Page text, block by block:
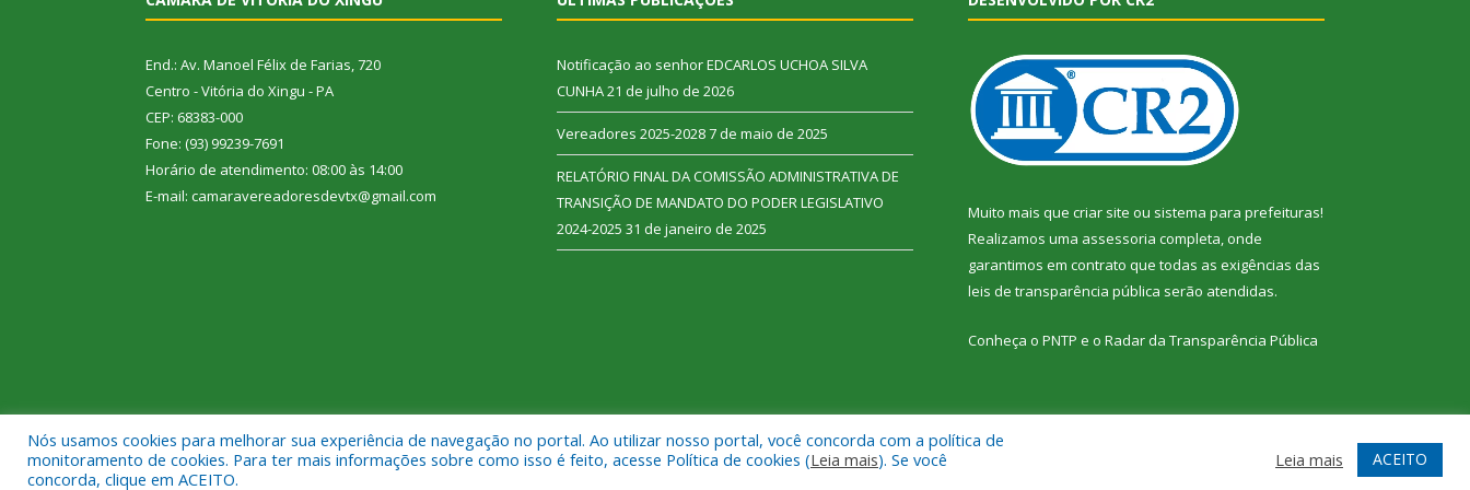
End.: Av. Manoel Félix de Farias, 720
Centro - Vitória do Xingu - PA
CEP: 68383-000
Fone: (93) 99239-7691
Horário de atendimento: 08:00 às 14:00
E-mail: camaravereadoresdevtx@gmail.com
Notificação ao senhor EDCARLOS UCHOA SILVA
CUNHA21 de julho de 2026
Vereadores 2025-20287 de maio de 2025
RELATÓRIO FINAL DA COMISSÃO ADMINISTRATIVA DE
TRANSIÇÃO DE MANDATO DO PODER LEGISLATIVO
2024-2025 31 de janeiro de 2025
Muito mais que criar site ou sistema para prefeituras!
Realizamos uma assessoria completa, onde
garantimos em contrato que todas as exigências das
leis de transparência pública serão atendidas.
Conheça o PNTP e o Radar da Transparência Pública
Todos os direitos reservados a Câmara Municipal de Vitória do Xingu. Mapa do Site Acessar Webmail
Nós usamos cookies para melhorar sua experiência de navegação no portal. Ao utilizar nosso portal, você concorda com a política de
monitoramento de cookies. Para ter mais informações sobre como isso é feito, acesse Política de cookies (Leia mais). Se você
concorda, clique em ACEITO.
Leia mais ACEITO